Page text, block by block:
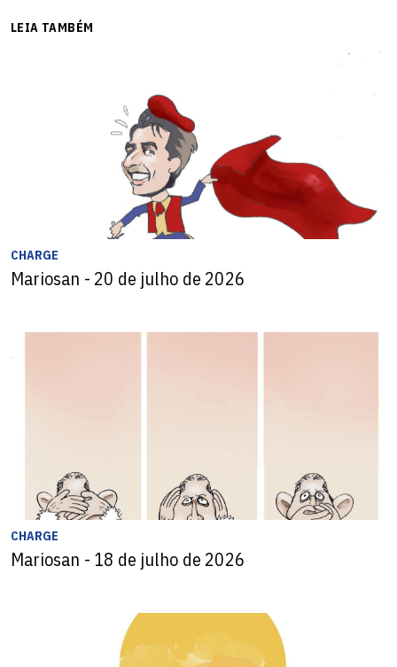
LEIA TAMBÉM
CHARGE
Mariosan - 20 de julho de 2026
CHARGE
Mariosan - 18 de julho de 2026